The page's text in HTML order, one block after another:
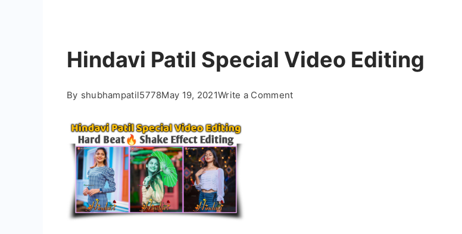
Hindavi Patil Special Video Editing
By shubhampatil5778May 19, 2021Write a Commenton